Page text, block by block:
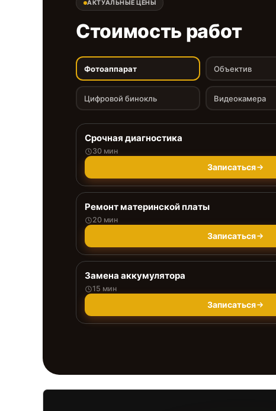
АКТУАЛЬНЫЕ ЦЕНЫ
Стоимость работ
Фотоаппарат Объектив
Цифровой бинокль Видеокамера
Срочная диагностика
30 мин
Записаться
Ремонт материнской платы
20 мин
Записаться
Замена аккумулятора
15 мин
Записаться